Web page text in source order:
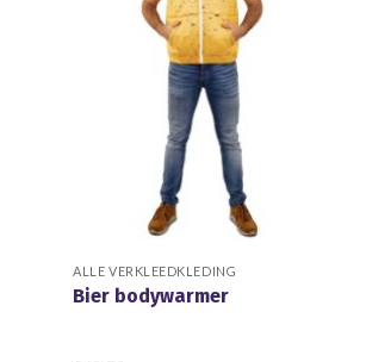
ALLE VERKLEEDKLEDING
Bier bodywarmer